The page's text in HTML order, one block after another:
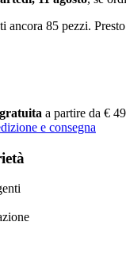
ancora 85 pezzi.
a partire da €
e consegna